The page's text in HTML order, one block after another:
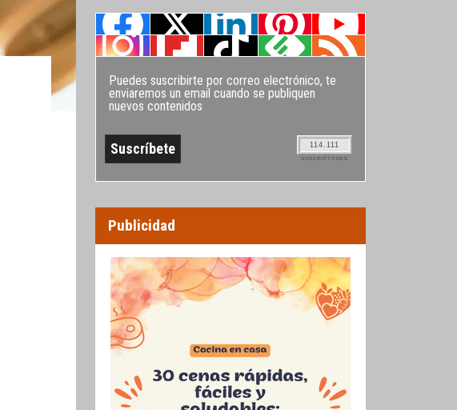
Puedes suscribirte por correo electrónico, te
enviaremos un email cuando se publiquen
nuevos contenidos
114.111
SUSCRIPTORES
Publicidad